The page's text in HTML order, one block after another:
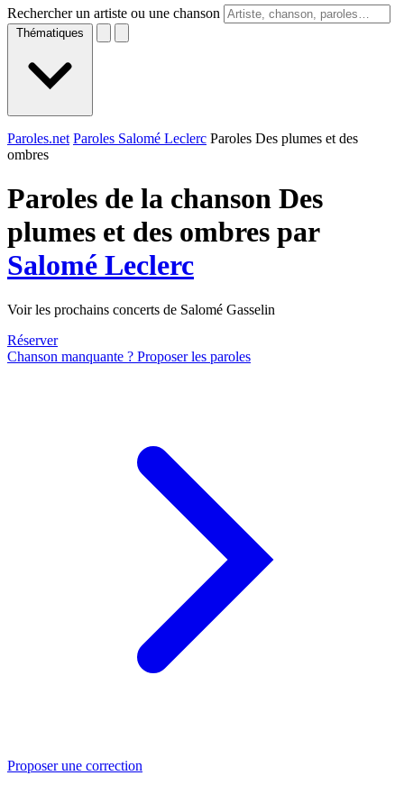
Rechercher un artiste ou une chanson
Thématiques
Paroles.net Paroles Salomé Leclerc Paroles Des plumes et des
ombres
Paroles de la chanson Des
plumes et des ombres par
Salomé Leclerc
Voir les prochains concerts de Salomé Gasselin
Réserver
Chanson manquante ? Proposer les paroles
Proposer une correction